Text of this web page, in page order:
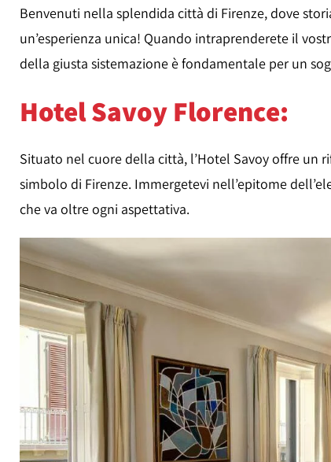
Benvenuti nella splendida città di Firenze, dove
un’esperienza unica! Quando intraprenderete il
della giusta sistemazione è fondamentale per un
Hotel Savoy Florence:
Situato nel cuore della città, l’Hotel Savoy offre un
simbolo di Firenze. Immergetevi nell’epitome
che va oltre ogni aspettativa.